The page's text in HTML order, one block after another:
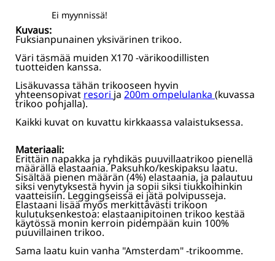
Ei myynnissä!
Kuvaus:
Fuksianpunainen yksivärinen trikoo.
Väri täsmää muiden X170 -värikoodillisten
tuotteiden kanssa.
Lisäkuvassa tähän trikooseen hyvin
yhteensopivat resori ja 200m ompelulanka (kuvassa
trikoo pohjalla).
Kaikki kuvat on kuvattu kirkkaassa valaistuksessa.
Materiaali:
Erittäin napakka ja ryhdikäs puuvillaatrikoo pienellä
määrällä elastaania. Paksuhko/keskipaksu laatu.
Sisältää pienen määrän (4%) elastaania, ja palautuu
siksi venytyksestä hyvin ja sopii siksi tiukkoihinkin
vaatteisiin. Leggingseissä ei jätä polvipusseja.
Elastaani lisää myös merkittävästi trikoon
kulutuksenkestoa: elastaanipitoinen trikoo kestää
käytössä monin kerroin pidempään kuin 100%
puuvillainen trikoo.
Sama laatu kuin vanha "Amsterdam" -trikoomme.